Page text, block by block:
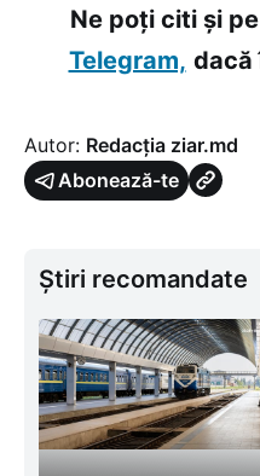
Ne poți citi și pe
Telegram, dacă
Autor: Redacția ziar.md
Abonează-te
Știri recomandate